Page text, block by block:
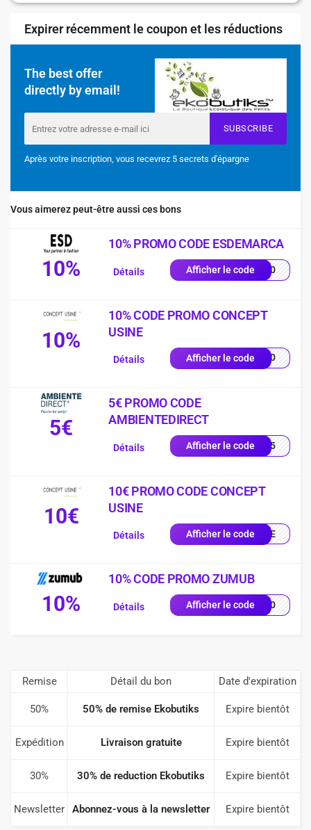
Expirer récemment le coupon et les réductions
The best offer
directly by email!
SUBSCRIBE
Après votre inscription, vous recevrez 5 secrets d'épargne
Vous aimerez peut-être aussi ces bons
10%
10% PROMO CODE ESDEMARCA
Afficher le codeSD10
Détails
10%
10% CODE PROMO CONCEPT
USINE
Afficher le codeIN10
Détails
5€
5€ PROMO CODE
AMBIENTEDIRECT
Afficher le codeEUR5
Détails
10€
10€ PROMO CODE CONCEPT
USINE
Afficher le codeENUE
Détails
10%
10% CODE PROMO ZUMUB
Afficher le codeF-10
Détails
Remise Détail du bon Date d'expiration
50% 50% de remise Ekobutiks Expire bientôt
Expédition Livraison gratuite Expire bientôt
30% 30% de reduction Ekobutiks Expire bientôt
Newsletter Abonnez-vous à la newsletter Expire bientôt